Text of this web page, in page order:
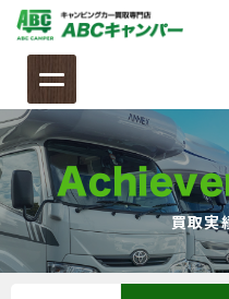
ツ
へ
ス
キ
ッ
プ
買取実